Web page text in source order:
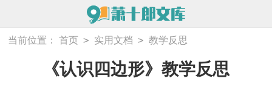
当前位置： 首页 > 实用文档 > 教学反思
《认识四边形》教学反思